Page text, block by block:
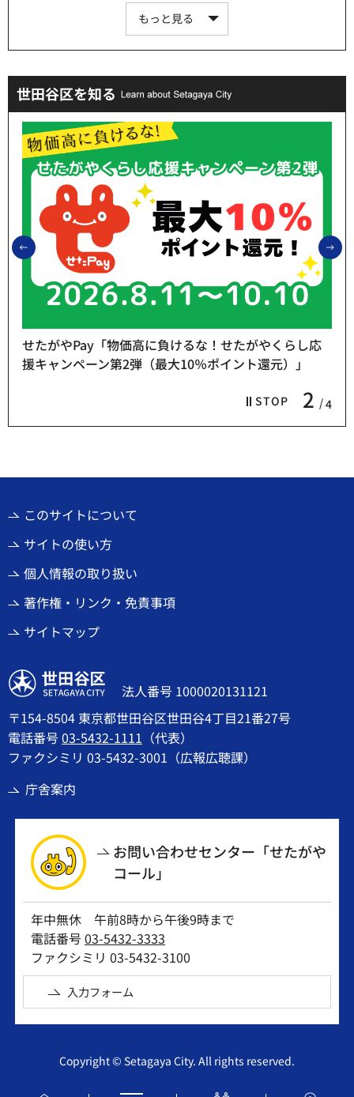
もっと見る
世田谷区を知る
前のスライドを表示
STOP 2 4
せたがやPay「物価高に負けるな！せたがやくらし応
援キャンペーン第2弾（最大10％ポイント還元）」
このサイトについて
サイトの使い方
個人情報の取り扱い
著作権・リンク・免責事項
サイトマップ
世田谷区
法人番号 1000020131121
〒154-8504 東京都世田谷区世田谷4丁目21番27号
電話番号03-5432-1111 （代表）
ファクシミリ 03-5432-3001（広報広聴課）
庁舎案内
お問い合わせセンター「せたがや
コール」
年中無休 午前8時から午後9時まで
電話番号03-5432-3333
ファクシミリ 03-5432-3100
入力フォーム
Copyright © Setagaya City. All rights reserved.